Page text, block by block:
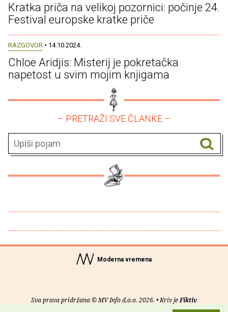
Kratka priča na velikoj pozornici: počinje 24.
Festival europske kratke priče
RAZGOVOR • 14.10.2024.
Chloe Aridjis: Misterij je pokretačka
napetost u svim mojim knjigama
– PRETRAŽI SVE ČLANKE –
Moderna vremena
Sva prava pridržana © MV Info d.o.o. 2026. • Kriv jeFiktiv